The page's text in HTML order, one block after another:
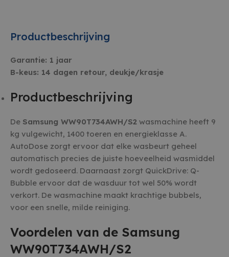
Productbeschrijving
Garantie: 1 jaar
B-keus: 14 dagen retour, deukje/krasje
Productbeschrijving
De Samsung WW90T734AWH/S2 wasmachine heeft 9
kg vulgewicht, 1400 toeren en energieklasse A.
AutoDose zorgt ervoor dat elke wasbeurt geheel
automatisch precies de juiste hoeveelheid wasmiddel
wordt gedoseerd. Daarnaast zorgt QuickDrive: Q-
Bubble ervoor dat de wasduur tot wel 50% wordt
verkort. De wasmachine maakt krachtige bubbels,
voor een snelle, milde reiniging.
Voordelen van de Samsung
WW90T734AWH/S2